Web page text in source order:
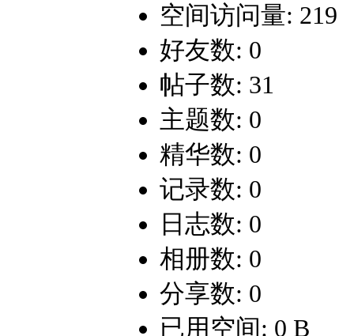
空间访问量: 219
好友数: 0
帖子数: 31
主题数: 0
精华数: 0
记录数: 0
日志数: 0
相册数: 0
分享数: 0
已用空间: 0 B